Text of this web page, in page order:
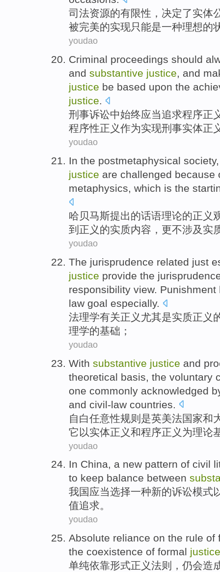
司法资源的有限性，决定了实体
被完美的实现只能是一种理想的
youdao
Criminal proceedings should
and substantive justice, and
justice be based upon the
justice.
刑事诉讼中始终应当追求程序正
程序性正义作为实现刑事实体正
youdao
In the postmetaphysical
justice are challenged because
metaphysics, which is the
哈贝马斯提出的话语理论的正义
到正义的实质内容，更不涉及实
youdao
The jurisprudence related just
justice provide the
responsibility view. Punishment
law goal especially.
法理学有关正义 尤其是实质正义
理学的基础 ；
youdao
With substantive justice and
theoretical basis , the voluntary
one commonly acknowledged
and civil-law countries.
自白任意性规则是英美法国家和
它以实体正义和程序正义 为理论
youdao
In China, a new pattern of civil
to keep balance between
我国应当选择一种新的诉讼模式
值追求。
youdao
Absolute reliance on the rule of
the coexistence of formal justice
单纯依靠形式正义法则 ， 仍会造